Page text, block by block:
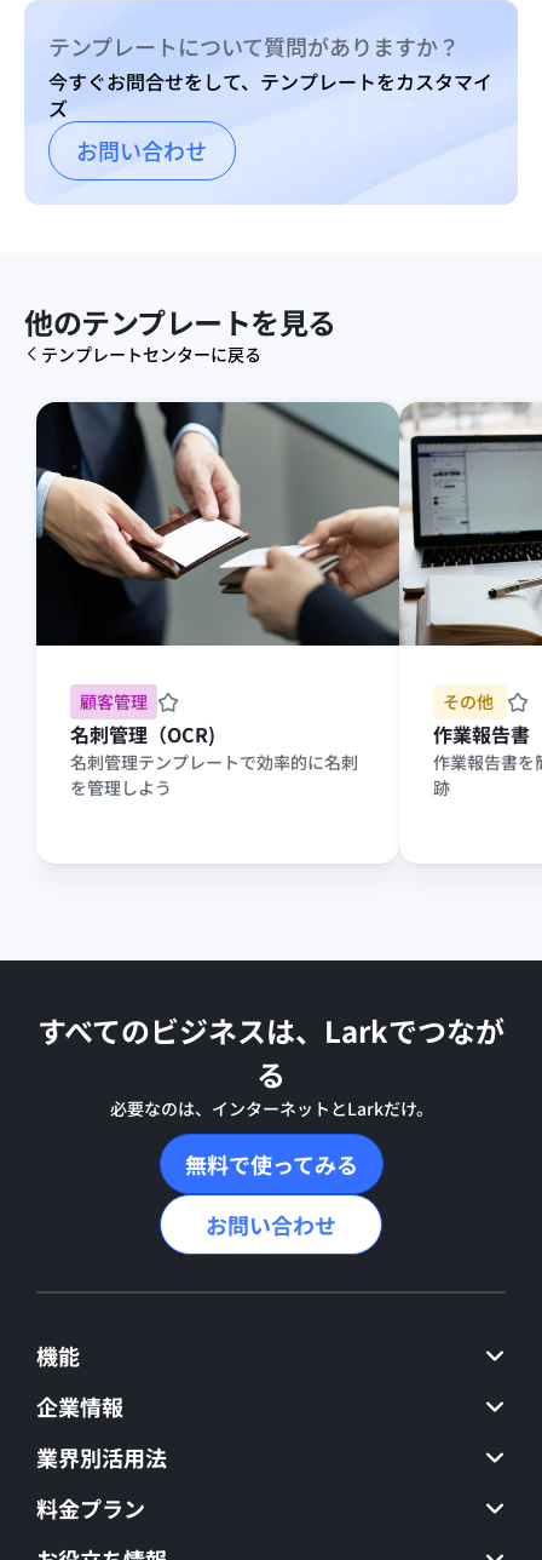
テンプレートについて質問がありますか？
今すぐお問合せをして、テンプレートをカスタマイ
ズ
お問い合わせ
他のテンプレートを見る
テンプレートセンターに戻る
顧客管理
名刺管理（OCR)
名刺管理テンプレートで効率的に名刺
を管理しよう
その他
作業報告書
作業報告書を
跡
すべてのビジネスは、Larkでつなが
る
必要なのは、インターネットとLarkだけ。
無料で使ってみる
お問い合わせ
機能
企業情報
業界別活用法
料金プラン